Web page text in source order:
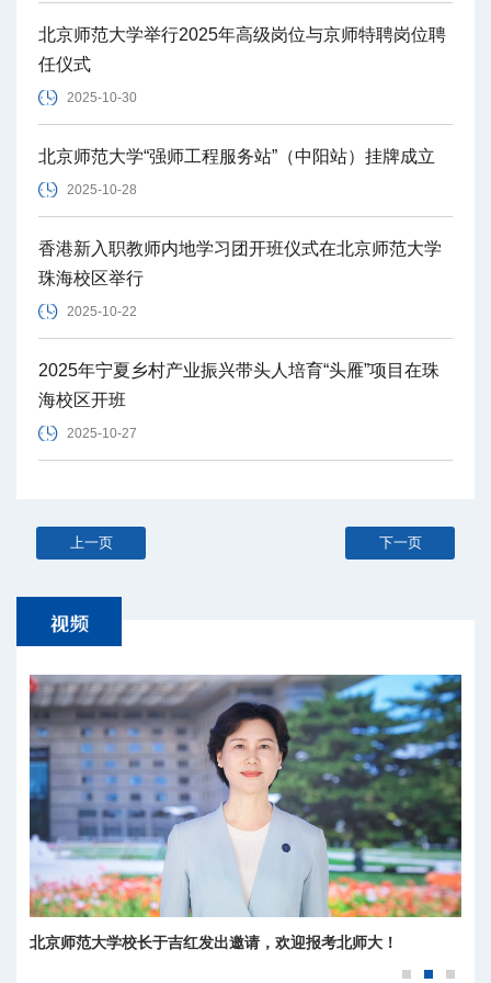
北京师范大学举行2025年高级岗位与京师特聘岗位聘
任仪式
2025-10-30
北京师范大学“强师工程服务站”（中阳站）挂牌成立
2025-10-28
香港新入职教师内地学习团开班仪式在北京师范大学
珠海校区举行
2025-10-22
2025年宁夏乡村产业振兴带头人培育“头雁”项目在珠
海校区开班
2025-10-27
上一页 下一页
北京师范大学校长于吉红发出邀请，欢迎报考北师大！